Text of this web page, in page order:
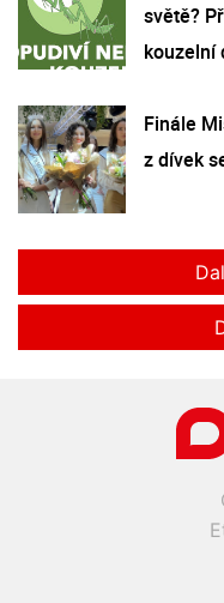
světě?
kouzelní
Finále
z dívek